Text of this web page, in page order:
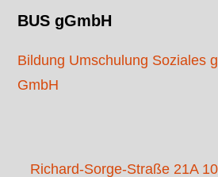
BUS gGmbH
Bildung Umschulung Soziales
GmbH
Richard-Sorge-Straße 21A